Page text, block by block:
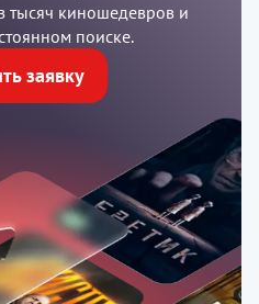
тысяч киношедевров и
поиске.
заявку